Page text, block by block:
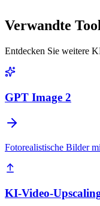
Verwandte
Entdecken Sie weitere
GPT Image 2
Fotorealistische Bilder
KI-Video-